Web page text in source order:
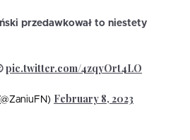
przedawkował to niestety
pic.twitter.com/4zqyOrt4LO
February 8, 2023